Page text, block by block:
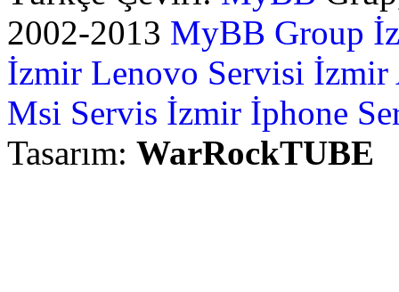
2002-2013 MyBB Group
İzmir Lenovo Servisi İzmir
Msi Servis İzmir İphone
Tasarım: WarRockTUBE